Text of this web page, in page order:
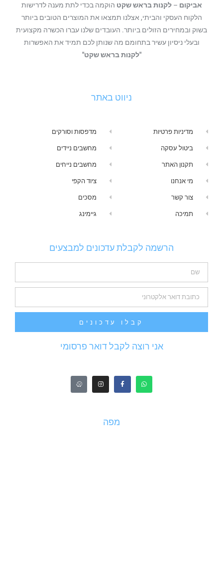
אביקום –לקנות בראש שקט הוקמה בכדי לתת מענה לדרישות
הלקוח העסקי והביתי, אצלנו תמצאו את המוצרים הטובים ביותר
בשוק ובמחירים הזולים ביותר. העובדים שלנו עברו הכשרה מקצועית
ובעלי ניסיון עשיר בתחומם מה שנותן לכם תמיד את האפשרות
"לקנות בראש שקט"
ניווט באתר
מדיניות פרטיות
ביטול עסקה
תקנון האתר
מי אנחנו
צור קשר
תמיכה
מדפסות וסורקים
מחשבים ניידים
מחשבים נייחים
ציוד הקפי
מסכים
גיימינג
הרשמה לקבלת עדכונים למבצעים
קבלו עדכונים
אני רוצה לקבל דואר פרסומי
מפה